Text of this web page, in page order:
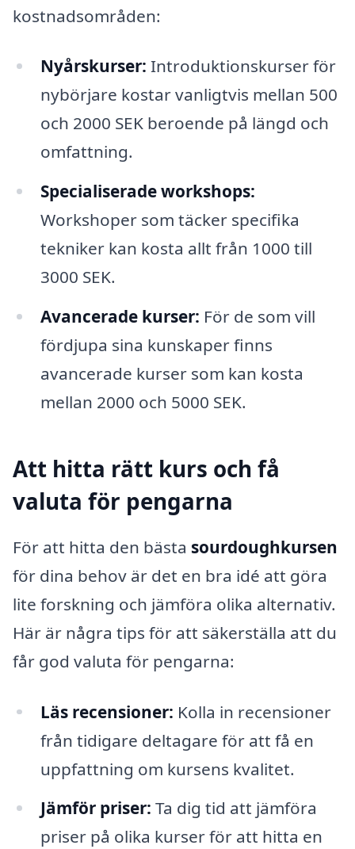
kostnadsområden:
Nyårskurser: Introduktionskurser för
nybörjare kostar vanligtvis mellan 500
och 2000 SEK beroende på längd och
omfattning.
Specialiserade workshops:
Workshoper som täcker specifika
tekniker kan kosta allt från 1000 till
3000 SEK.
Avancerade kurser: För de som vill
fördjupa sina kunskaper finns
avancerade kurser som kan kosta
mellan 2000 och 5000 SEK.
Att hitta rätt kurs och få
valuta för pengarna
För att hitta den bästa sourdoughkursen
för dina behov är det en bra idé att göra
lite forskning och jämföra olika alternativ.
Här är några tips för att säkerställa att du
får god valuta för pengarna:
Läs recensioner: Kolla in recensioner
från tidigare deltagare för att få en
uppfattning om kursens kvalitet.
Jämför priser: Ta dig tid att jämföra
priser på olika kurser för att hitta en